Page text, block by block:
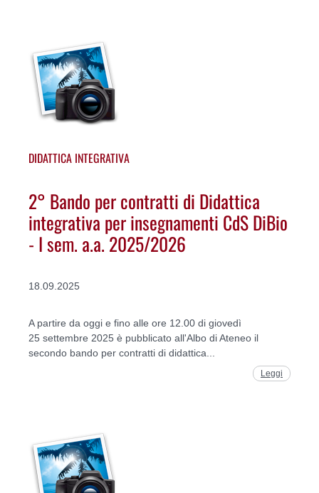
DIDATTICA INTEGRATIVA
2° Bando per contratti di Didattica
integrativa per insegnamenti CdS DiBio
- I sem. a.a. 2025/2026
18.09.2025
A partire da oggi e fino alle ore 12.00 di giovedì
25 settembre 2025 è pubblicato all'Albo di Ateneo il
secondo bando per contratti di didattica...
Leggi